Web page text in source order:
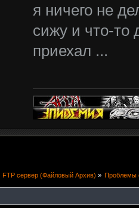
я ничего не
сижу и что-то
приехал ...
FTP сервер (Файловый Архив) » Проблемы